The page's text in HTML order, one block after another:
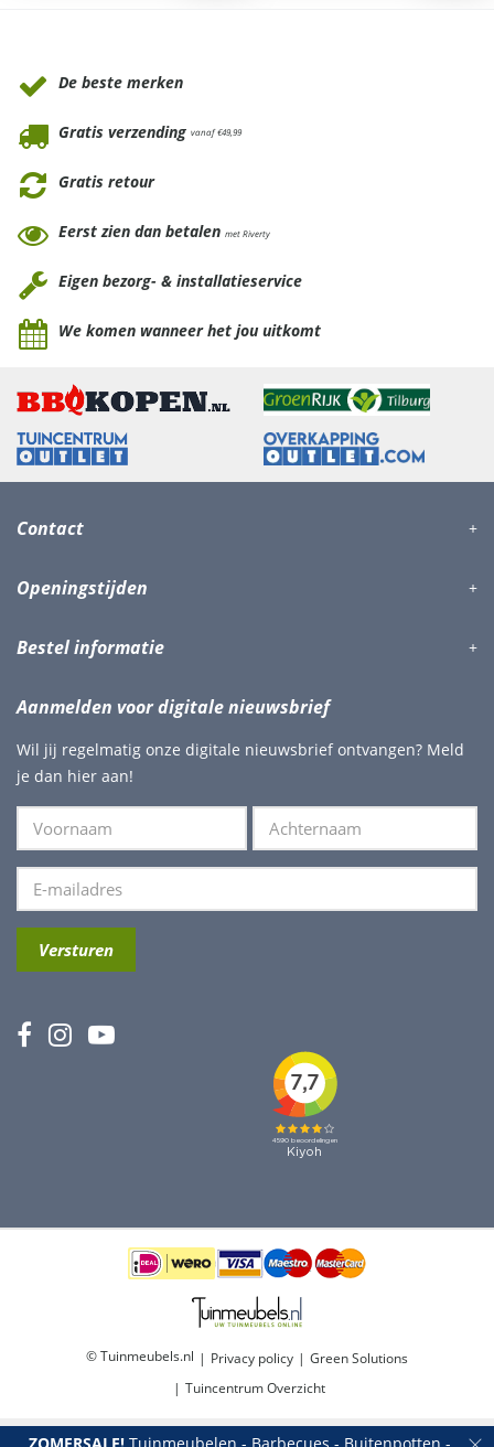
De beste merken
Gratis verzending vanaf €49,99
Gratis retour
Eerst zien dan betalen met Riverty
Eigen bezorg- & installatieservice
We komen wanneer het jou uitkomt
Contact
Openingstijden
Bestel informatie
Aanmelden voor digitale nieuwsbrief
Wil jij regelmatig onze digitale nieuwsbrief ontvangen? Meld
je dan hier aan!
© Tuinmeubels.nl Privacy policy
Green Solutions
Tuincentrum Overzicht